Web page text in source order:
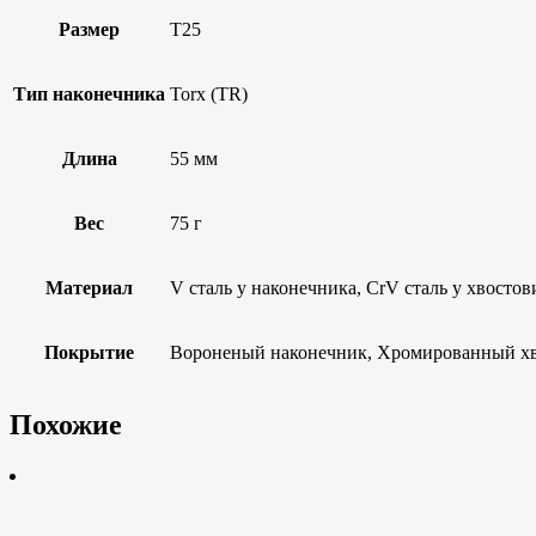
Размер T25
Тип наконечника Torx (TR)
Длина 55 мм
Вес 75 г
Материал V сталь у наконечника, CrV сталь у
Покрытие Вороненый наконечник, Хромированный
Похожие